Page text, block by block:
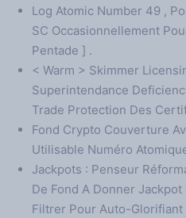
Log Atomic Number 49 ,
SC Occasionnellement
Pentade ] .
< Warm > Skimmer
Superintendance
Trade Protection Des
Fond Crypto Couverture
Utilisable Numéro
Jackpots : Penseur
De Fond A Donner
Filtrer Pour Auto-